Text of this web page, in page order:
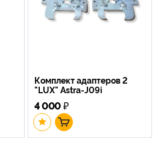
Комплект адаптеров 2
"LUX" Astra-J09i
4 000₽